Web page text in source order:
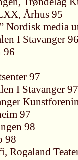
Århus 95
Nordisk
I Stavanger 96
96
97
I Stavanger 97
97
98
98
Rogaland